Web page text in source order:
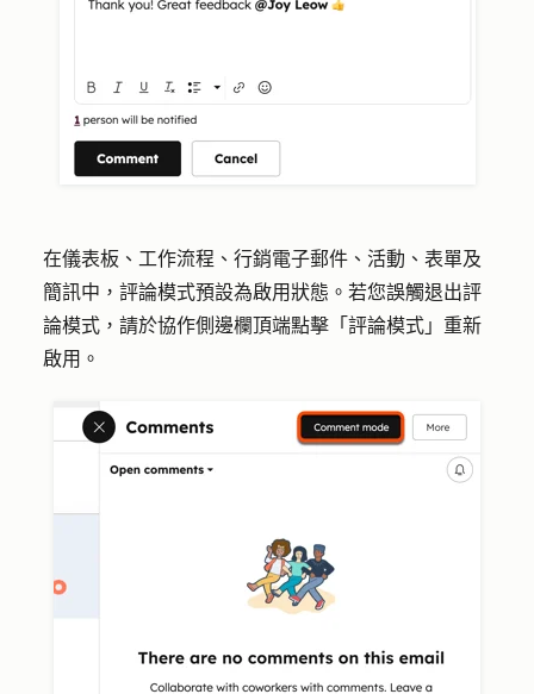
在儀表板、工作流程、行銷電子郵件、活動、表單及
簡訊中，評論模式預設為啟用狀態。若您誤觸退出評
論模式，請於協作側邊欄頂端點擊「 評論模式 」重新
啟用。